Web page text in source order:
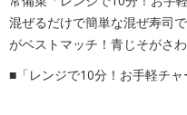
混ぜるだけで簡単な混ぜ寿司
がベストマッチ！青じそがさわ
■「レンジで10分！お手軽チ